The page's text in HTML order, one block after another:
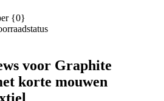
{0}
voor Graphite
korte mouwen